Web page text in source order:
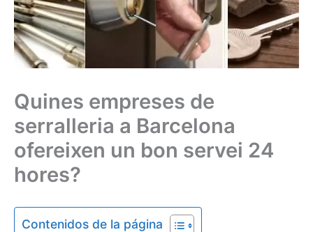
Quines empreses de
serralleria a Barcelona
ofereixen un bon servei 24
hores?
Contenidos de la página